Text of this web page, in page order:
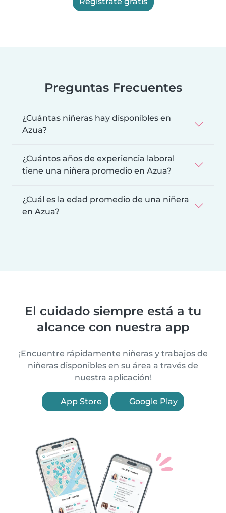
Preguntas Frecuentes
¿Cuántas niñeras hay disponibles en
Azua?
¿Cuántos años de experiencia laboral
tiene una niñera promedio en Azua?
¿Cuál es la edad promedio de una niñera
en Azua?
El cuidado siempre está a tu
alcance con nuestra app
¡Encuentre rápidamente niñeras y trabajos de
niñeras disponibles en su área a través de
nuestra aplicación!
App Store Google Play